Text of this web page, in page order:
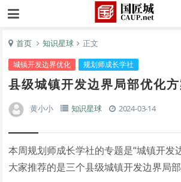
首页 知识星球 正文
城镇开发边界优化 规划师成长学社
县级城镇开发边界局部优化
黄小小 知识星球 2024-03-14
本周规划师成长学社的专题是“城镇开发
大家推荐的是三个县级城镇开发边界局部